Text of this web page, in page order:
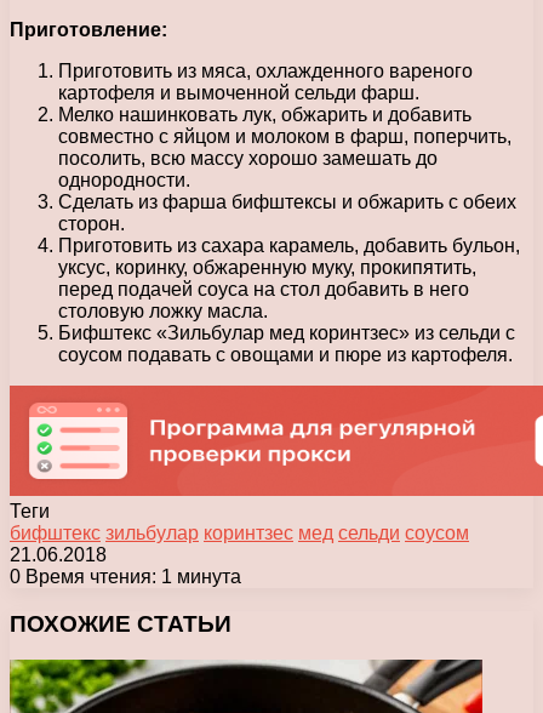
Приготовление:
Приготовить из мяса, охлажденного вареного
картофеля и вымоченной сельди фарш.
Мелко нашинковать лук, обжарить и добавить
совместно с яйцом и молоком в фарш, поперчить,
посолить, всю массу хорошо замешать до
однородности.
Сделать из фарша бифштексы и обжарить с обеих
сторон.
Приготовить из сахара карамель, добавить бульон,
уксус, коринку, обжаренную муку, прокипятить,
перед подачей соуса на стол добавить в него
столовую ложку масла.
Бифштекс «Зильбулар мед коринтзес» из сельди с
соусом подавать с овощами и пюре из картофеля.
Теги
бифштекс зильбулар коринтзес мед сельди соусом
21.06.2018
0 Время чтения: 1 минута
ПОХОЖИЕ СТАТЬИ